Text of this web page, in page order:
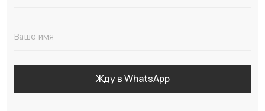
Ваше имя
Жду в WhatsApp